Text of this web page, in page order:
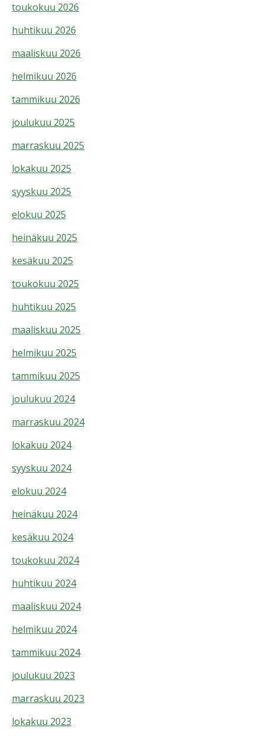
toukokuu 2026
huhtikuu 2026
maaliskuu 2026
helmikuu 2026
tammikuu 2026
joulukuu 2025
marraskuu 2025
lokakuu 2025
syyskuu 2025
elokuu 2025
heinäkuu 2025
kesäkuu 2025
toukokuu 2025
huhtikuu 2025
maaliskuu 2025
helmikuu 2025
tammikuu 2025
joulukuu 2024
marraskuu 2024
lokakuu 2024
syyskuu 2024
elokuu 2024
heinäkuu 2024
kesäkuu 2024
toukokuu 2024
huhtikuu 2024
maaliskuu 2024
helmikuu 2024
tammikuu 2024
joulukuu 2023
marraskuu 2023
lokakuu 2023